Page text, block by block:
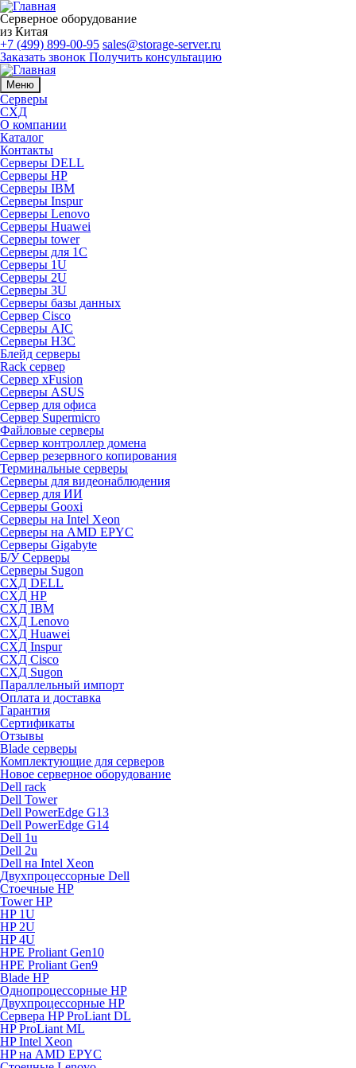
Серверное оборудование
из Китая
+7 (499) 899-00-95 sales@storage-server.ru
Заказать звонок Получить консультацию
Меню
Серверы
СХД
О компании
Каталог
Контакты
Серверы DELL
Серверы HP
Серверы IBM
Серверы Inspur
Серверы Lenovo
Серверы Huawei
Серверы tower
Серверы для 1C
Серверы 1U
Серверы 2U
Серверы 3U
Серверы базы данных
Сервер Cisco
Серверы AIC
Серверы H3C
Блейд серверы
Rack сервер
Сервер xFusion
Серверы ASUS
Сервер для офиса
Сервер Supermicro
Файловые серверы
Сервер контроллер домена
Сервер резервного копирования
Терминальные серверы
Серверы для видеонаблюдения
Сервер для ИИ
Серверы Gooxi
Серверы на Intel Xeon
Серверы на AMD EPYC
Серверы Gigabyte
Б/У Серверы
Серверы Sugon
СХД DELL
СХД HP
СХД IBM
СХД Lenovo
СХД Huawei
СХД Inspur
СХД Cisco
СХД Sugon
Параллельный импорт
Оплата и доставка
Гарантия
Сертификаты
Отзывы
Blade серверы
Комплектующие для серверов
Новое серверное оборудование
Dell rack
Dell Tower
Dell PowerEdge G13
Dell PowerEdge G14
Dell 1u
Dell 2u
Dell на Intel Xeon
Двухпроцессорные Dell
Стоечные HP
Tower HP
HP 1U
HP 2U
HP 4U
HPE Proliant Gen10
HPE Proliant Gen9
Blade HP
Однопроцессорные HP
Двухпроцессорные HP
Сервера HP ProLiant DL
HP ProLiant ML
HP Intel Xeon
HP на AMD EPYC